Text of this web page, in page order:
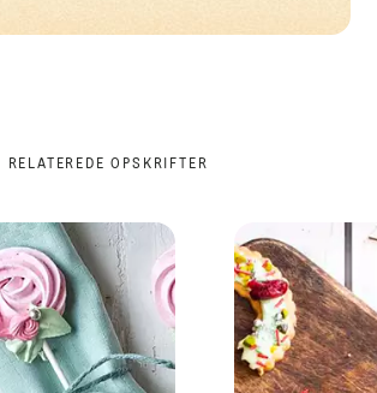
RELATEREDE OPSKRIFTER